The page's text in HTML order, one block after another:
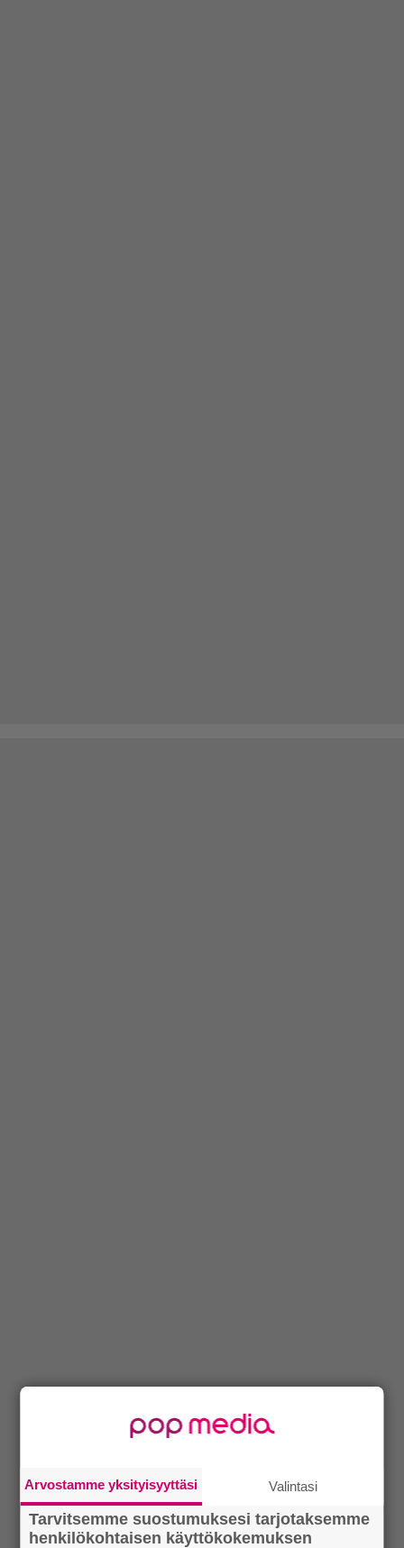
Arvostamme yksityisyyttäsi Valintasi
Tarvitsemme suostumuksesi tarjotaksemme
henkilökohtaisen käyttökokemuksen